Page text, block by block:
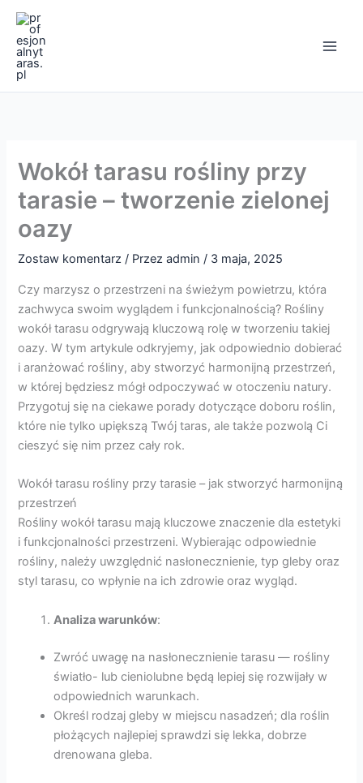
Przejdź
treści
Wokół tarasu rośliny przy
tarasie – tworzenie zielonej
oazy
Zostaw komentarz / Przezadmin/ 3 maja, 2025
Czy marzysz o przestrzeni na świeżym powietrzu, która
zachwyca swoim wyglądem i funkcjonalnością? Rośliny
wokół tarasu odgrywają kluczową rolę w tworzeniu takiej
oazy. W tym artykule odkryjemy, jak odpowiednio dobierać
i aranżować rośliny, aby stworzyć harmonijną przestrzeń,
w której będziesz mógł odpoczywać w otoczeniu natury.
Przygotuj się na ciekawe porady dotyczące doboru roślin,
które nie tylko upiększą Twój taras, ale także pozwolą Ci
cieszyć się nim przez cały rok.
Wokół tarasu rośliny przy tarasie – jak stworzyć harmonijną
przestrzeń
Rośliny wokół tarasu mają kluczowe znaczenie dla estetyki
i funkcjonalności przestrzeni. Wybierając odpowiednie
rośliny, należy uwzględnić nasłonecznienie, typ gleby oraz
styl tarasu, co wpłynie na ich zdrowie oraz wygląd.
Analiza warunków:
Zwróć uwagę na nasłonecznienie tarasu — rośliny
światło- lub cieniolubne będą lepiej się rozwijały w
odpowiednich warunkach.
Określ rodzaj gleby w miejscu nasadzeń; dla roślin
płożących najlepiej sprawdzi się lekka, dobrze
drenowana gleba.